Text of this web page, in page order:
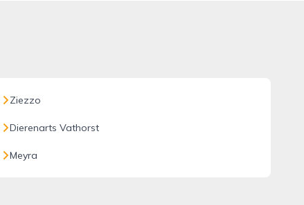
Ziezzo
Dierenarts Vathorst
Meyra